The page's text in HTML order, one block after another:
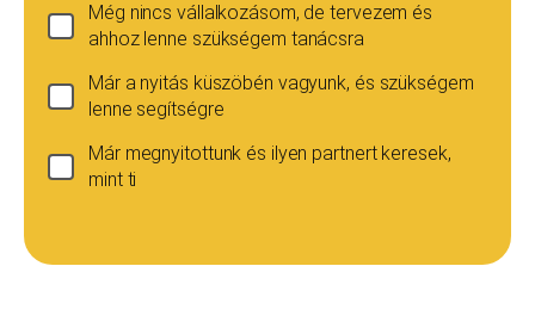
Még nincs vállalkozásom, de tervezem és
ahhoz lenne szükségem tanácsra
Már a nyitás küszöbén vagyunk, és szükségem
lenne segítségre
Már megnyitottunk és ilyen partnert keresek,
mint ti